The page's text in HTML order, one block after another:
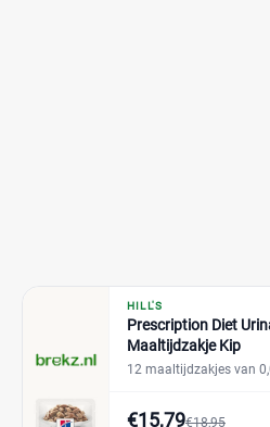
HILL'S
Prescription Diet
Maaltijdzakje Kip
12 maaltijdzakjes van
€15,79€18,95